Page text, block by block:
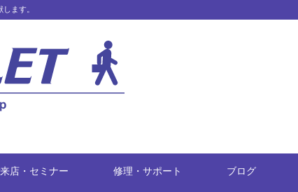
ます。
店・セミナー 修理・サポート ブログ